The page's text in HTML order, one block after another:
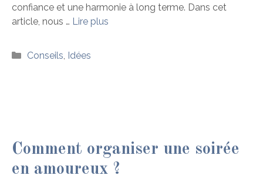
confiance et une harmonie à long terme. Dans cet
article, nous … Lire plus
Catégories
Conseils, Idées
Comment organiser une soirée
en amoureux ?